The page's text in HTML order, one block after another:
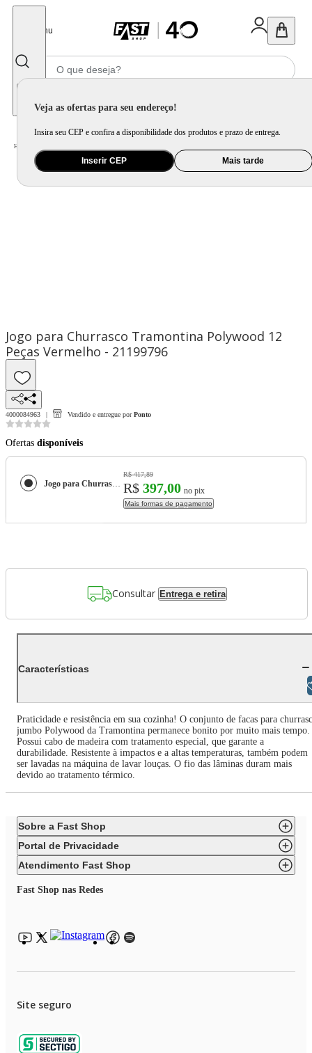
Menu
Veja as ofertas para seu endereço!
Insira seu CEP e confira a disponibilidade dos produtos e prazo de entrega.
Inserir CEP Mais tarde
Home
Jogo para Churrasco Tramontina Polywood 12
Peças Vermelho - 21199796
4000084963 Vendido e entregue por Ponto
Ofertas disponíveis
Jogo para Churrasco Tramontina Polywood 12 Peças Vermelho - 21199796
R$ 417,89
R$ 397,00 no pix
Mais formas de pagamento
Consultar Entrega e retira
Características
Praticidade e resistência em sua cozinha! O conjunto de facas para
jumbo Polywood da Tramontina permanece bonito por muito mais tempo.
Possui cabo de madeira com tratamento especial, que garante a
durabilidade. Resistente à impactos e a altas temperaturas, também podem
ser lavadas na máquina de lavar louças. O fio das lâminas duram mais
devido ao tratamento térmico.
Sobre a Fast Shop
Portal de Privacidade
Atendimento Fast Shop
Fast Shop nas Redes
Site seguro